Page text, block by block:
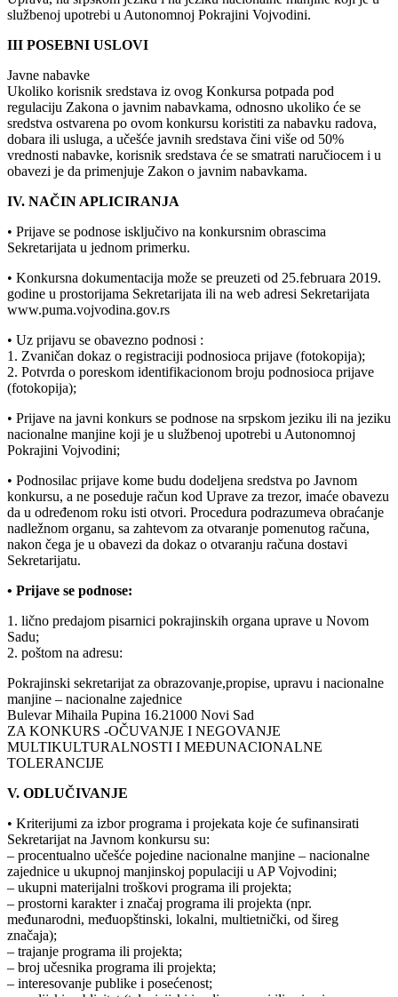
službenoj upotrebi u Autonomnoj Pokrajini Vojvodini.
III POSEBNI USLOVI
Javne nabavke
Ukoliko korisnik sredstava iz ovog Konkursa potpada pod
regulaciju Zakona o javnim nabavkama, odnosno ukoliko će se
sredstva ostvarena po ovom konkursu koristiti za nabavku radova,
dobara ili usluga, a učešće javnih sredstava čini više od 50%
vrednosti nabavke, korisnik sredstava će se smatrati naručiocem i u
obavezi je da primenjuje Zakon o javnim nabavkama.
IV. NAČIN APLICIRANJA
• Prijave se podnose isključivo na konkursnim obrascima
Sekretarijata u jednom primerku.
• Konkursna dokumentacija može se preuzeti od 25.februara 2019.
godine u prostorijama Sekretarijata ili na web adresi Sekretarijata
www.puma.vojvodina.gov.rs
• Uz prijavu se obavezno podnosi :
1. Zvaničan dokaz o registraciji podnosioca prijave (fotokopija);
2. Potvrda o poreskom identifikacionom broju podnosioca prijave
(fotokopija);
• Prijave na javni konkurs se podnose na srpskom jeziku ili na jeziku
nacionalne manjine koji je u službenoj upotrebi u Autonomnoj
Pokrajini Vojvodini;
• Podnosilac prijave kome budu dodeljena sredstva po Javnom
konkursu, a ne poseduje račun kod Uprave za trezor, imaće obavezu
da u određenom roku isti otvori. Procedura podrazumeva obraćanje
nadležnom organu, sa zahtevom za otvaranje pomenutog računa,
nakon čega je u obavezi da dokaz o otvaranju računa dostavi
Sekretarijatu.
• Prijave se podnose:
1. lično predajom pisarnici pokrajinskih organa uprave u Novom
Sadu;
2. poštom na adresu:
Pokrajinski sekretarijat za obrazovanje,propise, upravu i nacionalne
manjine – nacionalne zajednice
Bulevar Mihaila Pupina 16.21000 Novi Sad
ZA KONKURS -OČUVANJE I NEGOVANJE
MULTIKULTURALNOSTI I MEĐUNACIONALNE
TOLERANCIJE
V. ODLUČIVANJE
• Kriterijumi za izbor programa i projekata koje će sufinansirati
Sekretarijat na Javnom konkursu su:
– procentualno učešće pojedine nacionalne manjine – nacionalne
zajednice u ukupnoj manjinskoj populaciji u AP Vojvodini;
– ukupni materijalni troškovi programa ili projekta;
– prostorni karakter i značaj programa ili projekta (npr.
međunarodni, međuopštinski, lokalni, multietnički, od šireg
značaja);
– trajanje programa ili projekta;
– broj učesnika programa ili projekta;
– interesovanje publike i posećenost;